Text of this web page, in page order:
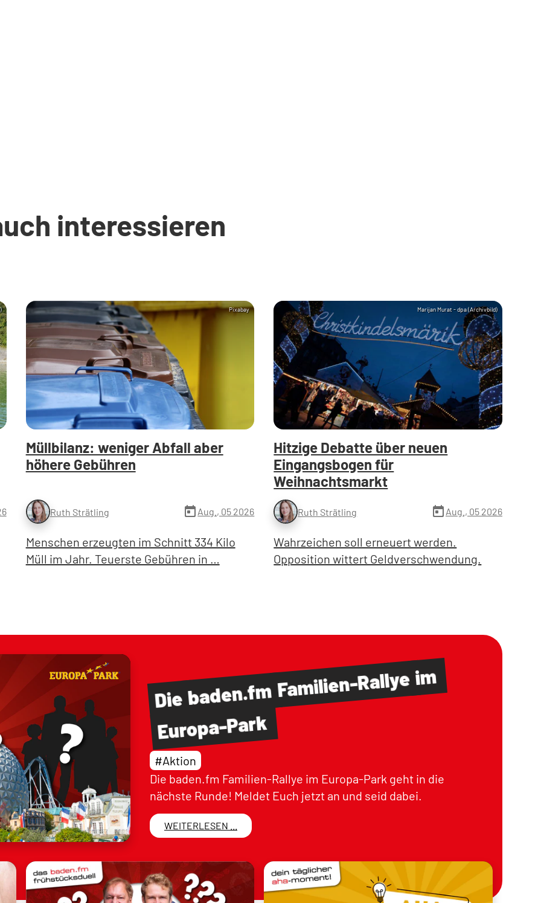
interessieren
Pixabay
Müllbilanz: weniger Abfall aber
höhere Gebühren
Ruth Strätling todayAug., 05 2026
Menschen erzeugten im Schnitt 334 Kilo
Müll im Jahr. Teuerste Gebühren in …
Marijan Murat - dpa (Archivbild)
Hitzige Debatte über neuen
Eingangsbogen für
Weihnachtsmarkt
Ruth Strätling today Aug., 05 2026
Wahrzeichen soll erneuert werden.
Opposition wittert Geldverschwendung.
Die baden.fmFamilien-Rallyeim
Europa-Park
#Aktion
Die baden.fm Familien-Rallye im Europa-Park geht in die
nächste Runde! Meldet Euch jetzt an und seid dabei.
WEITERLESEN ...